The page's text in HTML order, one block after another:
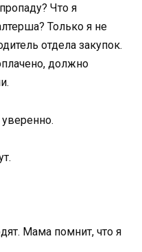
Что я
Только я не
отдела закупок.
должно
Мама помнит, что я